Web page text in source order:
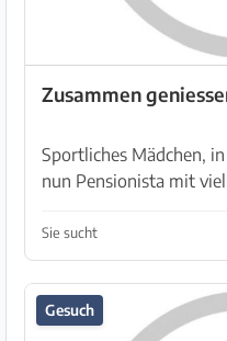
Zusammen
Sportliches Mädchen,
nun Pensionista mit
Lachen. Ohne Bewertung und Zwang, gemeinsam
ei...
Sie sucht
Gesuch